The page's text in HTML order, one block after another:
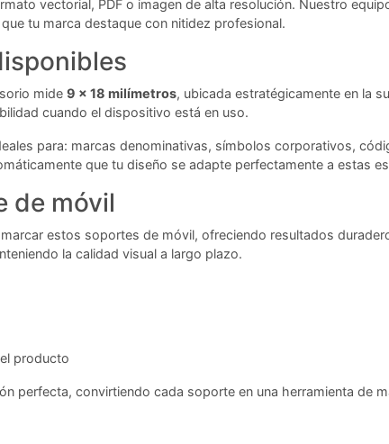
vectorial, PDF o imagen de alta resolución. Nuestro
tu marca destaque con nitidez profesional.
mide 9 x 18 milímetros, ubicada estratégicamente en la
cuando el dispositivo está en uso.
para: marcas denominativas, símbolos corporativos,
que tu diseño se adapte perfectamente a estas
de móvil
estos soportes de móvil, ofreciendo resultados
la calidad visual a largo plazo.
producto
perfecta, convirtiendo cada soporte en una herramienta de